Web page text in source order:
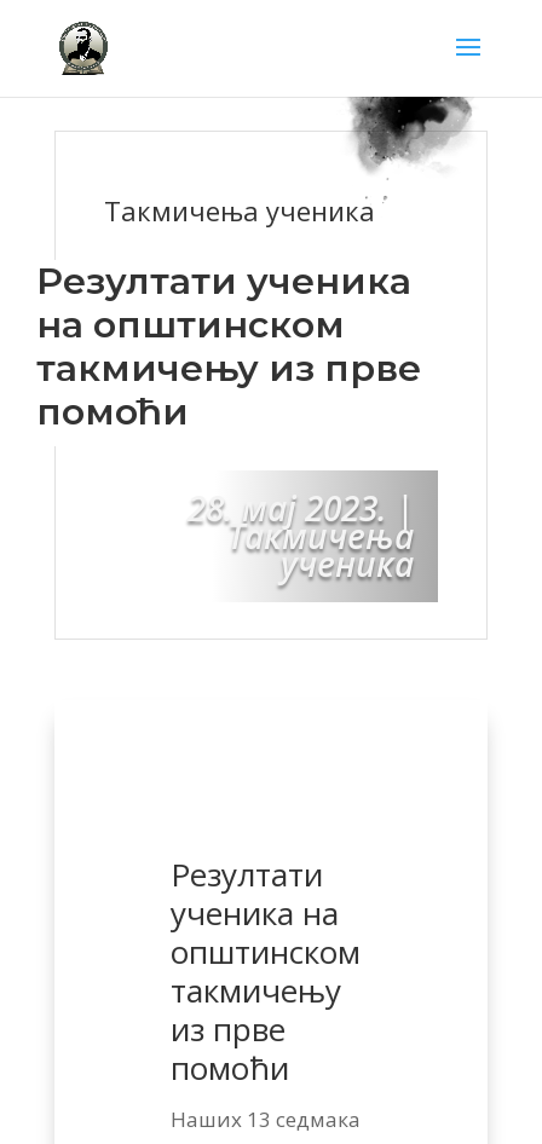
Такмичења ученика
Резултати ученика
на општинском
такмичењу из прве
помоћи
28. мај 2023. |
Такмичења
ученика
Резултати
ученика на
општинском
такмичењу
из прве
помоћи
Наших 13 седмака